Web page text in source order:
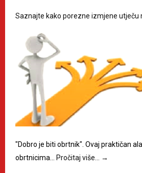
Saznajte kako porezne izmjene utječu
"Dobro je biti obrtnik". Ovaj praktičan
obrtnicima…
Pročitaj više… →